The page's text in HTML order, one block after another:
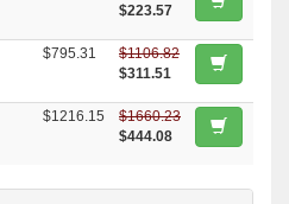
$223.57
$795.31
$1106.82
$311.51
$1216.15
$1660.23
$444.08